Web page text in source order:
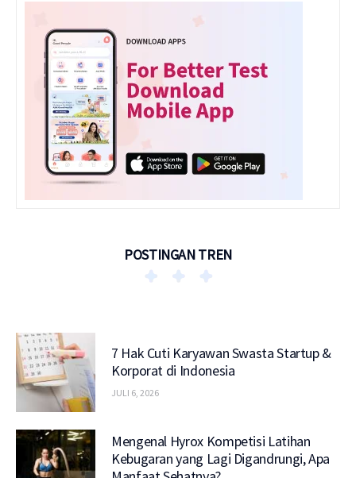
POSTINGAN TREN
7 Hak Cuti Karyawan Swasta Startup &
Korporat di Indonesia
JULI 6, 2026
Mengenal Hyrox Kompetisi Latihan
Kebugaran yang Lagi Digandrungi, Apa